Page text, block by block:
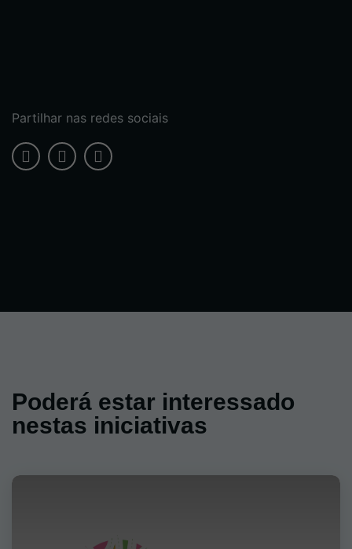
Partilhar nas redes sociais
Poderá estar interessado
nestas iniciativas